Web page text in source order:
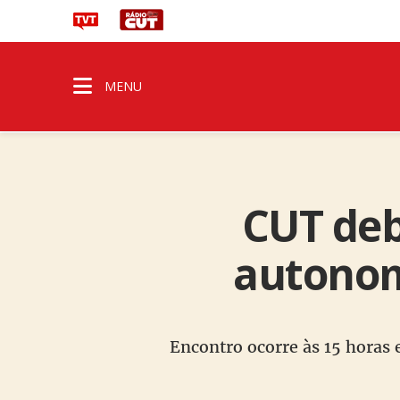
MENU
CUT
Encontro ocorre às 15 horas